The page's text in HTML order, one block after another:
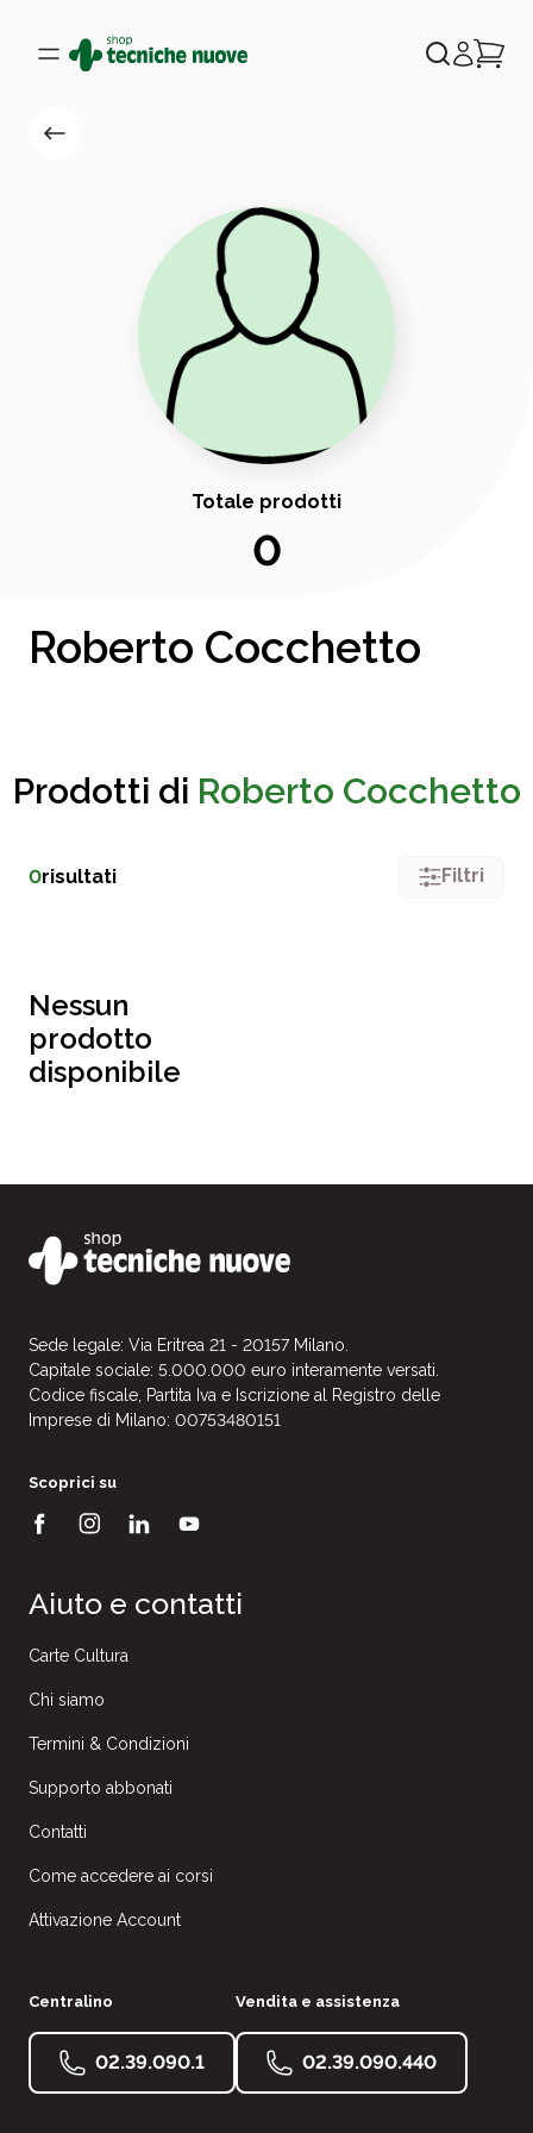
Totale prodotti
0
Roberto Cocchetto
Prodotti di Roberto Cocchetto
0risultati Filtri
Nessun
prodotto
disponibile
Sede legale: Via Eritrea 21 - 20157 Milano.
Capitale sociale: 5.000.000 euro interamente versati.
Codice fiscale, Partita Iva e Iscrizione al Registro delle
Imprese di Milano: 00753480151
Scoprici su
Aiuto e contatti
Carte Cultura
Chi siamo
Termini & Condizioni
Supporto abbonati
Contatti
Come accedere ai corsi
Attivazione Account
Centralino
02.39.090.1
Vendita e assistenza
02.39.090.440